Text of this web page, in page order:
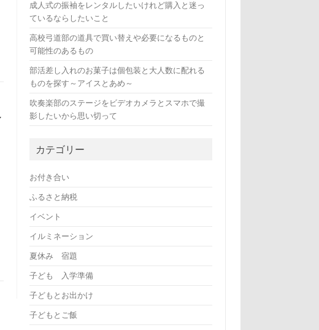
成人式の振袖をレンタルしたいけれど購入と迷っ
ているならしたいこと
高校弓道部の道具で買い替えや必要になるものと
可能性のあるもの
部活差し入れのお菓子は個包装と大人数に配れる
ものを探す～アイスとあめ～
吹奏楽部のステージをビデオカメラとスマホで撮
影したいから思い切って
カテゴリー
お付き合い
ふるさと納税
イベント
イルミネーション
夏休み 宿題
子ども 入学準備
子どもとお出かけ
子どもとご飯